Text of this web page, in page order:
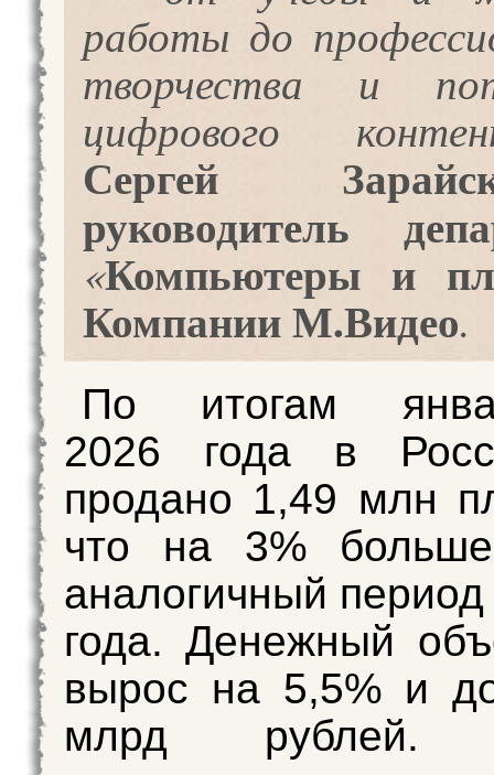
работы до
творчества и
цифрового
Сергей
руководитель
«Компьютеры и
Компании М.Видео.
По итогам
2026 года в
продано 1,49 млн
что на 3%
аналогичный
года. Денежный
вырос на 5,5% и
млрд рублей.